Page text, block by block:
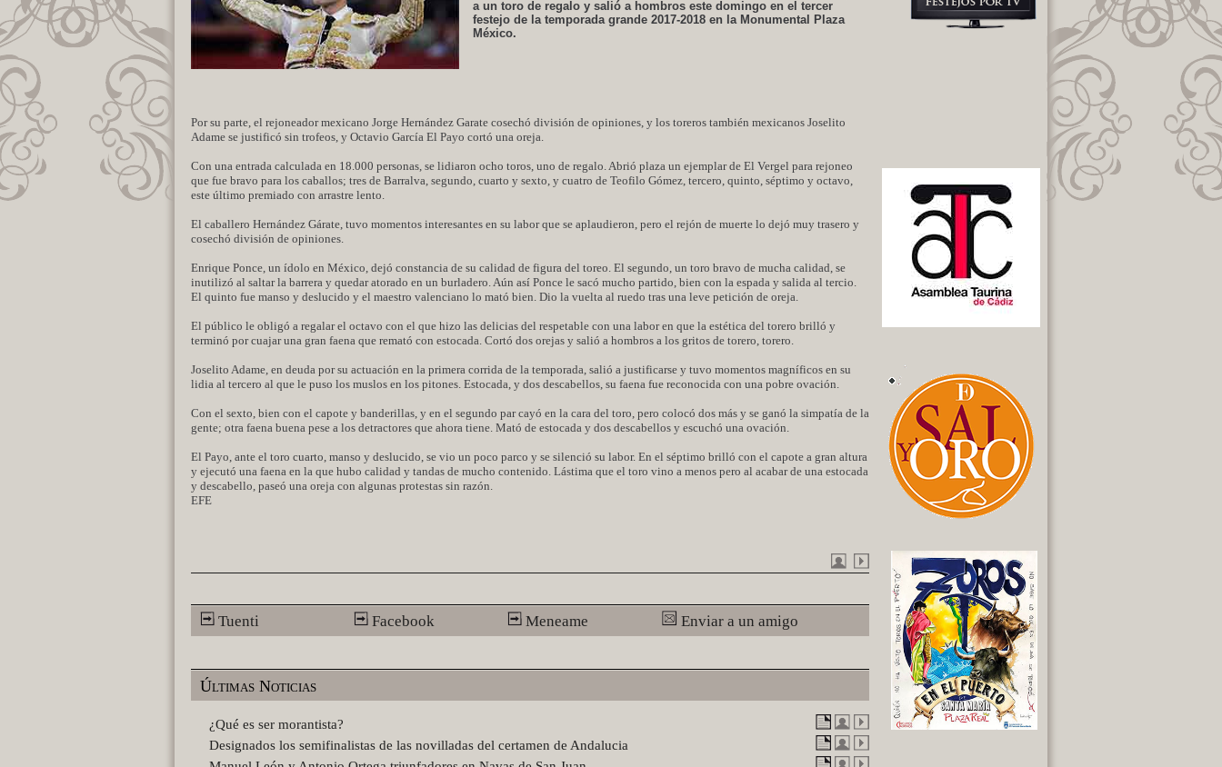
a un toro de regalo y salió a hombros este domingo en el tercer
festejo de la temporada grande 2017-2018 en la Monumental Plaza
México.
Por su parte, el rejoneador mexicano Jorge Hernández Garate cosechó división de opiniones, y los toreros también mexicanos Joselito
Adame se justificó sin trofeos, y Octavio García El Payo cortó una oreja.
Con una entrada calculada en 18.000 personas, se lidiaron ocho toros, uno de regalo. Abrió plaza un ejemplar de El Vergel para rejoneo
que fue bravo para los caballos; tres de Barralva, segundo, cuarto y sexto, y cuatro de Teofilo Gómez, tercero, quinto, séptimo y octavo,
este último premiado con arrastre lento.
El caballero Hernández Gárate, tuvo momentos interesantes en su labor que se aplaudieron, pero el rejón de muerte lo dejó muy trasero y
cosechó división de opiniones.
Enrique Ponce, un ídolo en México, dejó constancia de su calidad de figura del toreo. El segundo, un toro bravo de mucha calidad, se
inutilizó al saltar la barrera y quedar atorado en un burladero. Aún así Ponce le sacó mucho partido, bien con la espada y salida al tercio.
El quinto fue manso y deslucido y el maestro valenciano lo mató bien. Dio la vuelta al ruedo tras una leve petición de oreja.
El público le obligó a regalar el octavo con el que hizo las delicias del respetable con una labor en que la estética del torero brilló y
terminó por cuajar una gran faena que remató con estocada. Cortó dos orejas y salió a hombros a los gritos de torero, torero.
Joselito Adame, en deuda por su actuación en la primera corrida de la temporada, salió a justificarse y tuvo momentos magníficos en su
lidia al tercero al que le puso los muslos en los pitones. Estocada, y dos descabellos, su faena fue reconocida con una pobre ovación.
Con el sexto, bien con el capote y banderillas, y en el segundo par cayó en la cara del toro, pero colocó dos más y se ganó la simpatía de la
gente; otra faena buena pese a los detractores que ahora tiene. Mató de estocada y dos descabellos y escuchó una ovación.
El Payo, ante el toro cuarto, manso y deslucido, se vio un poco parco y se silenció su labor. En el séptimo brilló con el capote a gran altura
y ejecutó una faena en la que hubo calidad y tandas de mucho contenido. Lástima que el toro vino a menos pero al acabar de una estocada
y descabello, paseó una oreja con algunas protestas sin razón.
EFE
Tuenti Facebook Meneame Enviar a un amigo
Últimas Noticias
¿Qué es ser morantista?
Designados los semifinalistas de las novilladas del certamen de Andalucia